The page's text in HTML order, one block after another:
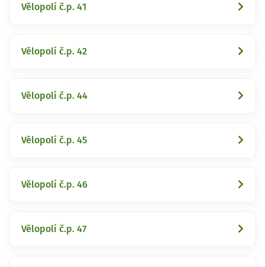
Vělopolí č.p. 41
Vělopolí č.p. 42
Vělopolí č.p. 44
Vělopolí č.p. 45
Vělopolí č.p. 46
Vělopolí č.p. 47